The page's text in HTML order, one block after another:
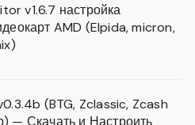
v1.6.7 настройка
AMD (Elpida, micron,
(BTG, Zclassic, Zcash
— Скачать и Настроить